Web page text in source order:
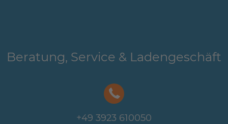
Beratung, Service & Ladengeschäft
+49 3923 610050